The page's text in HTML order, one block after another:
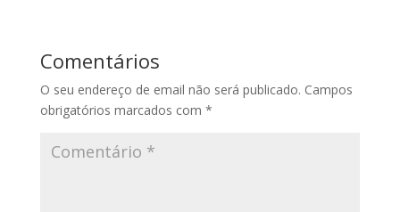
Comentários
O seu endereço de email não será publicado. Campos
obrigatórios marcados com *